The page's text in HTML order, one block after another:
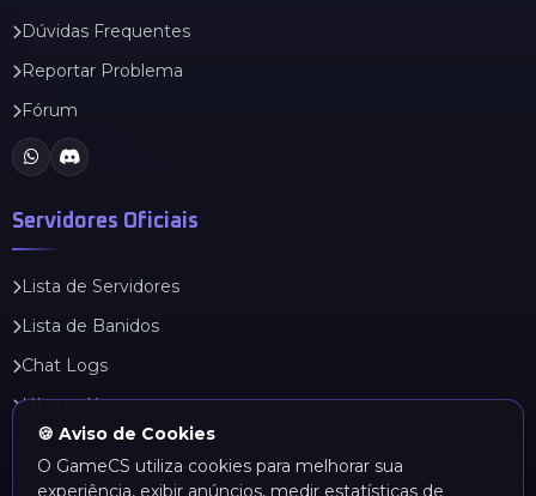
Dúvidas Frequentes
Reportar Problema
Fórum
Servidores Oficiais
Lista de Servidores
Lista de Banidos
Chat Logs
HLstatsX
🍪 Aviso de Cookies
O GameCS utiliza cookies para melhorar sua
experiência, exibir anúncios, medir estatísticas de